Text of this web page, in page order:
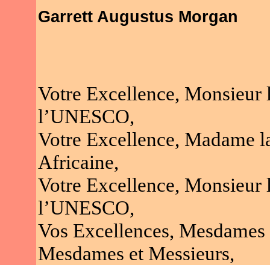
Garrett Augustus Morgan
Votre Excellence, Monsieur
l’UNESCO,
Votre Excellence, Madame
Africaine,
Votre Excellence, Monsieur
l’UNESCO,
Vos Excellences,
Mesdames et Messieurs,